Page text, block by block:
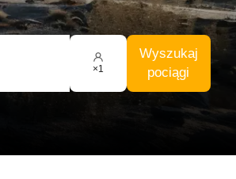
×1
Wyszukaj
pociągi